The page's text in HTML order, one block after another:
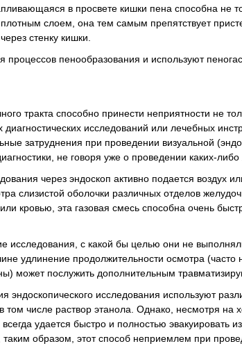
в просвете кишки пена способна не
слоем, она тем самым препятствует
стенку кишки.
пенообразования и используют
тракта способно принести неприятности не
исследований или лечебных
затруднения при проведении визуальной
не говоря уже о проведении каких-
через эндоскоп активно подается воздух
слизистой оболочки различных отделов
кровью, эта газовая смесь способна очень
исследования, с какой бы целью они не
удлинение продолжительности осмотра (часто
может послужить дополнительным
исследования используют
числе раствор этанола. Однако, несмотря
удается быстро и полностью эвакуировать
образом, этот способ неприемлем при